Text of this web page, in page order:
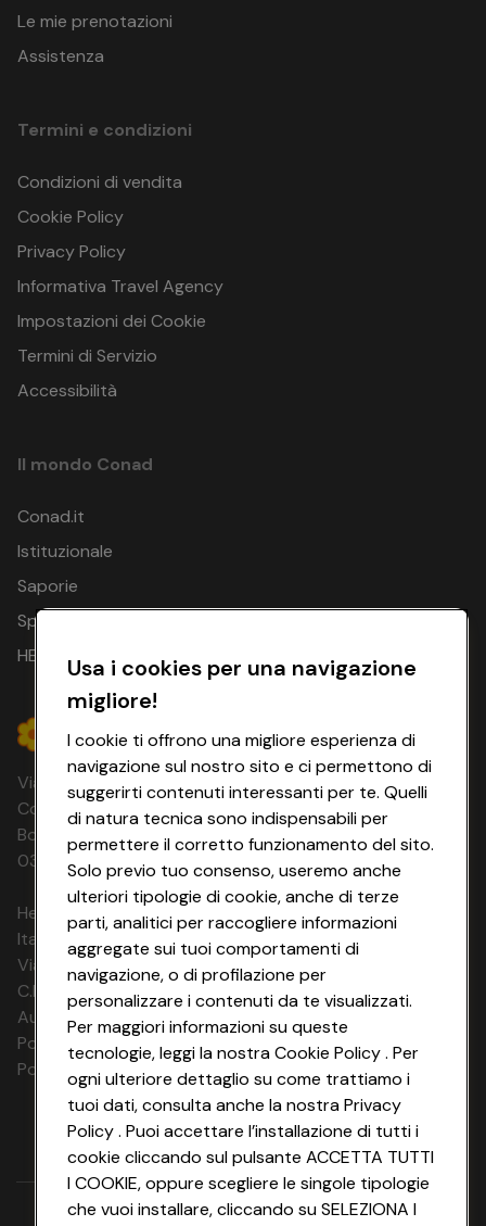
Le mie prenotazioni
Assistenza
Termini e condizioni
Condizioni di vendita
Cookie Policy
Privacy Policy
Informativa Travel Agency
Impostazioni dei Cookie
Termini di Servizio
Accessibilità
Il mondo Conad
Conad.it
Istituzionale
Saporie
Spesa Online
HEYCONAD
Via Michelino, 59 | 40127 BOLOGNA
Codice Fiscale e Registro Imprese di
Bologna 00865960157 PARTITA IVA
03320960374 CONAD SOC. COOP.
HeyConad Viaggi è un servizio gestito da
Italia Travel Marketing S.r.l.
Via Chiesolina 8 | 37066 Sommacampagna (VR)
C.F. e P.IVA: 03816060234
Aut. Prov Verona n. 4737/10
Polizza Ass. RC n. 177765037
Polizza Ass. Protection n. 6006000083/F
Usa i cookies per una navigazione
migliore!
I cookie ti offrono una migliore esperienza di
navigazione sul nostro sito e ci permettono di
suggerirti contenuti interessanti per te. Quelli
di natura tecnica sono indispensabili per
permettere il corretto funzionamento del sito.
Solo previo tuo consenso, useremo anche
ulteriori tipologie di cookie, anche di terze
parti, analitici per raccogliere informazioni
aggregate sui tuoi comportamenti di
navigazione, o di profilazione per
personalizzare i contenuti da te visualizzati.
Per maggiori informazioni su queste
tecnologie, leggi la nostra Cookie Policy . Per
ogni ulteriore dettaglio su come trattiamo i
tuoi dati, consulta anche la nostra Privacy
Policy . Puoi accettare l’installazione di tutti i
cookie cliccando sul pulsante ACCETTA TUTTI
I COOKIE, oppure scegliere le singole tipologie
che vuoi installare, cliccando su SELEZIONA I